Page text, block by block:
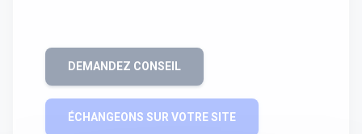
DEMANDEZ CONSEIL
ÉCHANGEONS SUR VOTRE SITE